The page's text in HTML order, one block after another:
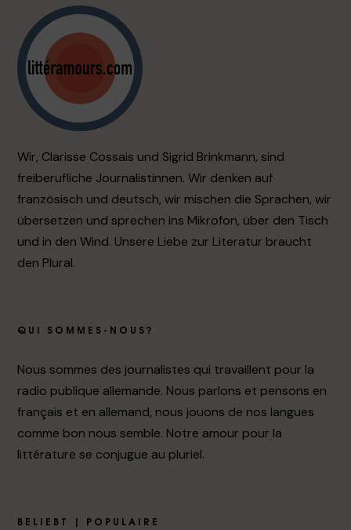
Wir, Clarisse Cossais und Sigrid Brinkmann, sind
freiberufliche Journalistinnen. Wir denken auf
französisch und deutsch, wir mischen die Sprachen, wir
übersetzen und sprechen ins Mikrofon, über den Tisch
und in den Wind. Unsere Liebe zur Literatur braucht
den Plural.
QUI SOMMES-NOUS?
Nous sommes des journalistes qui travaillent pour la
radio publique allemande. Nous parlons et pensons en
français et en allemand, nous jouons de nos langues
comme bon nous semble. Notre amour pour la
littérature se conjugue au pluriel.
BELIEBT | POPULAIRE